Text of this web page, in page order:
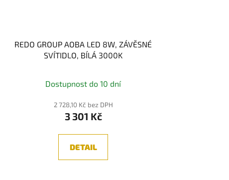
REDO GROUP AOBA LED 8W, ZÁVĚSNÉ
SVÍTIDLO, BÍLÁ 3000K
Dostupnost do 10 dní
2 728,10 Kč bez DPH
3 301 Kč
DETAIL